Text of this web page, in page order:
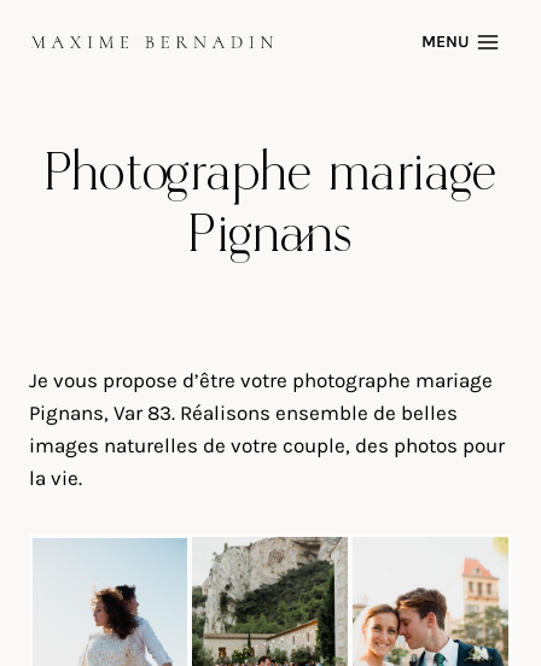
MENU
Photographe mariage
Pignans
Je vous propose d’être votre photographe mariage
Pignans, Var 83. Réalisons ensemble de belles
images naturelles de votre couple, des photos pour
la vie.